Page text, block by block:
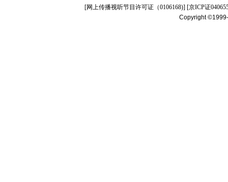
[网上传播视听节目许可证（0106168)] [京ICP证
Copyright